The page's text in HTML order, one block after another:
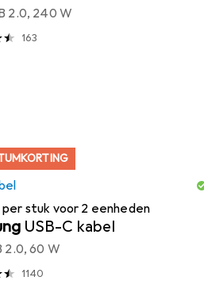
2.0, 240 W
163
per stuk voor 2 eenheden
USB-C kabel
2.0, 60 W
1140